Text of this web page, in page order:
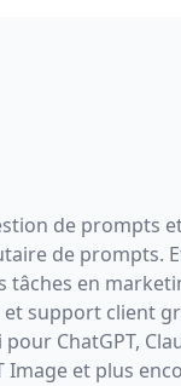
de prompts
de prompts.
tâches en
support client
ChatGPT,
Image et plus